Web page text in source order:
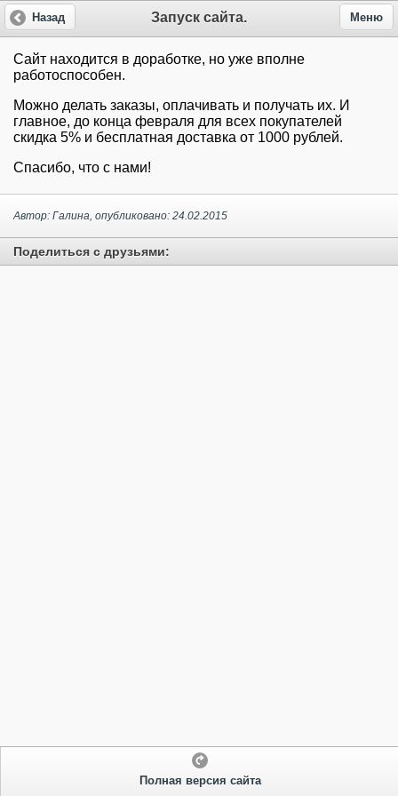
Запуск сайта.
Назад Меню
Сайт находится в доработке, но уже вполне
работоспособен.
Можно делать заказы, оплачивать и получать их. И
главное, до конца февраля для всех покупателей
скидка 5% и бесплатная доставка от 1000 рублей.
Спасибо, что с нами!
Автор: Галина, опубликовано: 24.02.2015
Поделиться с друзьями:
Полная версия сайта